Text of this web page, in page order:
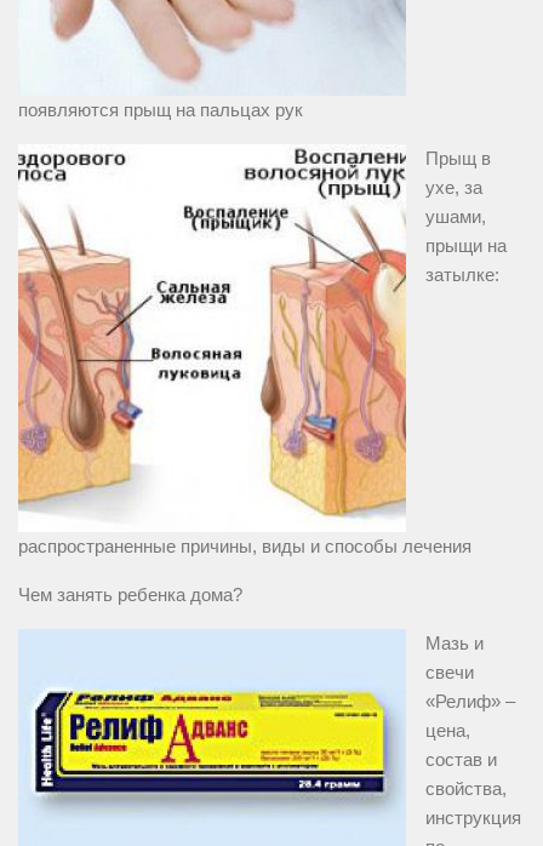
появляются прыщ на пальцах рук
Прыщ в
ухе, за
ушами,
прыщи на
затылке:
распространенные причины, виды и способы лечения
Чем занять ребенка дома?
Мазь и
свечи
«Релиф» –
цена,
состав и
свойства,
инструкция